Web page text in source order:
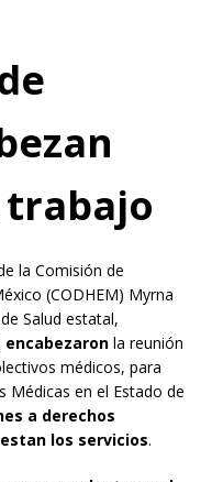
la Comisión de
(CODHEM) Myrna
Salud estatal,
encabezaron la reunión
médicos, para
Médicas en el Estado de
a derechos
los servicios.